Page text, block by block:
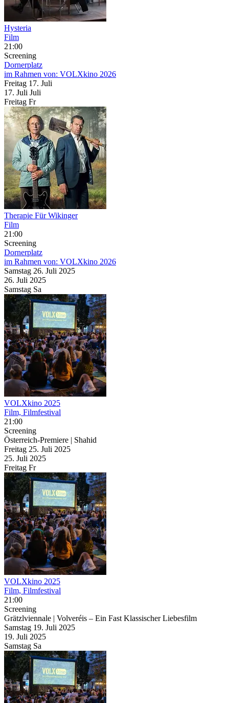
Hysteria
Film
21:00
Screening
Dornerplatz
im Rahmen von: VOLXkino 2026
Freitag 17. Juli
17. Juli Juli
Freitag Fr
Therapie Für Wikinger
Film
21:00
Screening
Dornerplatz
im Rahmen von: VOLXkino 2026
Samstag 26. Juli 2025
26. Juli 2025
Samstag Sa
VOLXkino 2025
Film, Filmfestival
21:00
Screening
Österreich-Premiere | Shahid
Freitag 25. Juli 2025
25. Juli 2025
Freitag Fr
VOLXkino 2025
Film, Filmfestival
21:00
Screening
Grätzlviennale | Volveréis – Ein Fast Klassischer Liebesfilm
Samstag 19. Juli 2025
19. Juli 2025
Samstag Sa